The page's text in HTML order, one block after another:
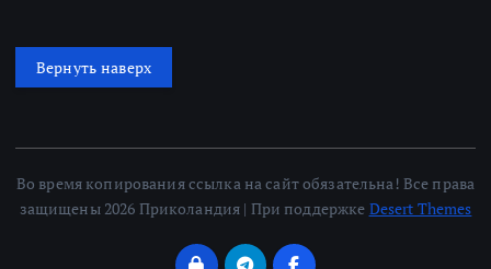
Вернуть наверх
Во время копирования ссылка на сайт обязательна! Все права
защищены 2026 Приколандия | При поддержке Desert Themes